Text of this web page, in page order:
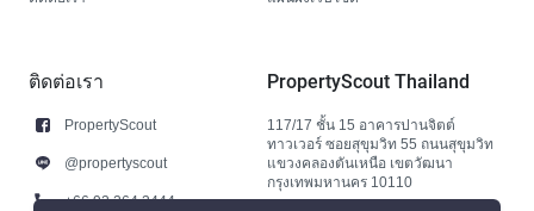
ติดต่อเรา
PropertyScout
@propertyscout
+66 92 264 3444
PropertyScout Thailand
117/17 ชั้น 15 อาคารปานจิตต์
ทาวเวอร์ ซอยสุขุมวิท 55 ถนนสุขุมวิท
แขวงคลองตันเหนือ เขตวัฒนา
กรุงเทพมหานคร 10110